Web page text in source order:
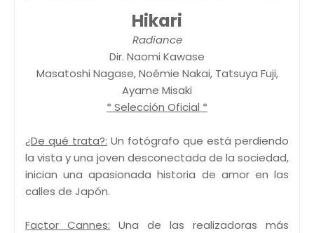
Hikari
Radiance
Dir. Naomi Kawase
Masatoshi Nagase, Noémie Nakai, Tatsuya Fuji,
Ayame Misaki
* Selección Oficial *
¿De qué trata?: Un fotógrafo que está perdiendo
la vista y una joven desconectada de la sociedad,
inician una apasionada historia de amor en las
calles de Japón.
Factor Cannes: Una de las realizadoras más